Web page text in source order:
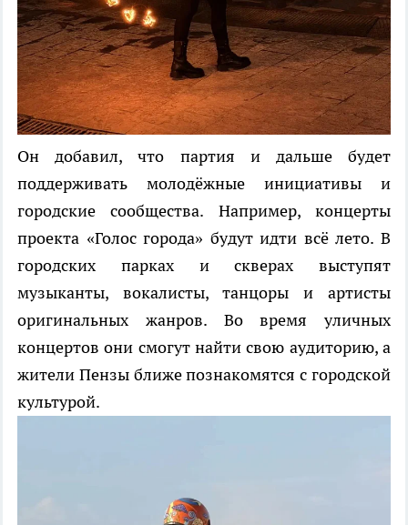
Он добавил, что партия и дальше будет
поддерживать молодёжные инициативы и
городские сообщества. Например, концерты
проекта «Голос города» будут идти всё лето. В
городских парках и скверах выступят
музыканты, вокалисты, танцоры и артисты
оригинальных жанров. Во время уличных
концертов они смогут найти свою аудиторию, а
жители Пензы ближе познакомятся с городской
культурой.